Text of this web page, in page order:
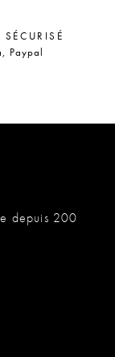
Paypal
depuis 200